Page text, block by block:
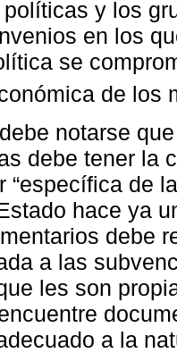
y los
en los
se
de los
notarse
debe tener la
“específica de
hace ya
debe
a las
les son
a la